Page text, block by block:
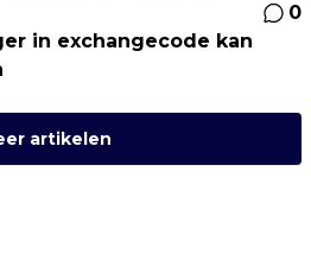
0
in exchangecode kan
artikelen